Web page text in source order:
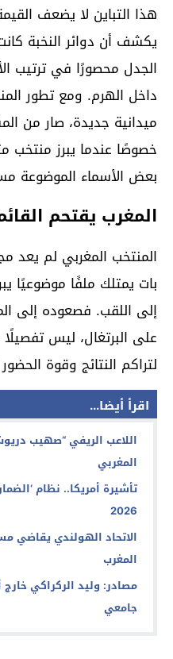
هذا التباين لا يضعف
يكشف أن دوائر النخبة
الجدل محصورًا في ترتيب
داخل الهرم. ومع تطور
ميدانية جديدة، صار من
خصوصًا عندما يبرز منتخب
بعض الأسماء الموضوعة
المغرب يقتحم
المنتخب المغربي لم يعد
بات يمتلك ملفًا موضوعيًا
إلى اللقب. فصعوده إلى
على البرتغال، ليس
لتراكم النتائج وقوة
اقرأ أيضا...
اللاعب الريفي “صهيب
المغربي
تأشيرة أمريكا.. نظام
2026
الاتحاد الهولندي يقاضي
المغرب
مصادر: وليد الركراكي خارج
جامعي